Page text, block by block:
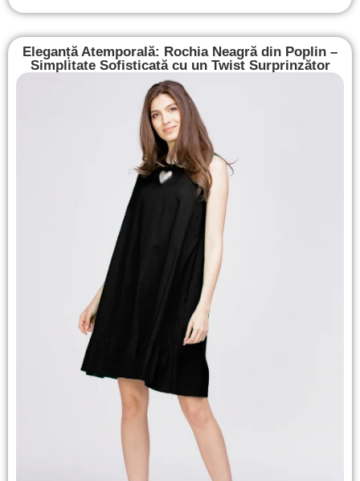
Eleganță Atemporală: Rochia Neagră din Poplin –
Simplitate Sofisticată cu un Twist Surprinzător